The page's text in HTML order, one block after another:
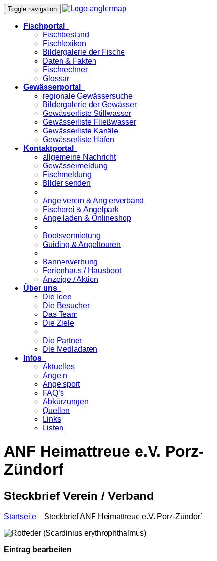
Toggle navigation
Fischportal
Fischbestand
Fischlexikon
Bildergalerie der Fische
Daten & Fakten
Fischrechner
Glossar
Gewässerportal
regionale Gewässersuche
Bildergalerie der Gewässer
Gewässerliste Stillwasser
Gewässerliste Fließwasser
Gewässerliste Kanäle
Gewässerliste Häfen
Kontaktportal
allgemeine Nachricht
Gewässermeldung
Fischmeldung
Bilder senden
Angelverein & Anglerverband
Fischerei & Angelpark
Angelladen & Onlineshop
Bootsvermietung
Guiding & Angeltouren
Bannerwerbung
Ferienhaus / Hausboot
Anzeige / Aktion
Über uns
Die Idee
Die Besucher
Das Team
Die Ziele
Die Partner
Die Mediadaten
Infos
Aktuelles
Angeln
Angelsport
FAQ’s
Abkürzungen
Quellen
Links
Listen
ANF Heimattreue e.V. Porz-
Zündorf
Steckbrief Verein / Verband
Startseite Steckbrief ANF Heimattreue e.V. Porz-Zündorf
Eintrag bearbeiten